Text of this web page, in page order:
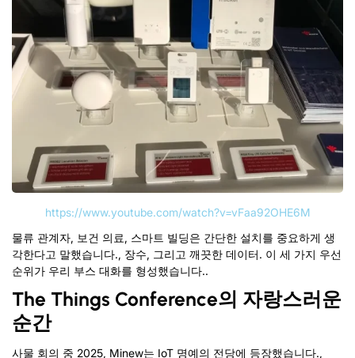
https://www.youtube.com/watch?v=vFaa92OHE6M
물류 관계자, 보건 의료, 스마트 빌딩은 간단한 설치를 중요하게 생
각한다고 말했습니다., 장수, 그리고 깨끗한 데이터. 이 세 가지 우선
순위가 우리 부스 대화를 형성했습니다..
The Things Conference의 자랑스러운
순간
사물 회의 중 2025, Minew는 IoT 명예의 전당에 등장했습니다.,